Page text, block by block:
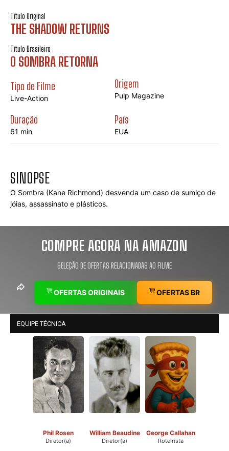
Título Original
THE SHADOW RETURNS
Título Brasileiro
O SOMBRA RETORNA
Tipo de Filme
Live-Action
Origem
Pulp Magazine
Duração
61 min
País
EUA
SINOPSE
O Sombra (Kane Richmond) desvenda um caso de sumiço de
jóias, assassinato e plásticos.
COMPRE AGORA NA AMAZON
SELEÇÃO DE OFERTAS RELACIONADAS AO FILME
OFERTAS ORIGINAIS OFERTAS BR
EQUIPE TÉCNICA
Phil Rosen
Diretor(a)
William Beaudine
Diretor(a)
George Callahan
Roteirista